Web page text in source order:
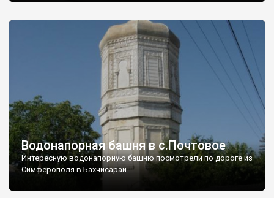
Водонапорная башня в с.Почтовое
Интересную водонапорную башню посмотрели по дороге из
Симферополя в Бахчисарай.